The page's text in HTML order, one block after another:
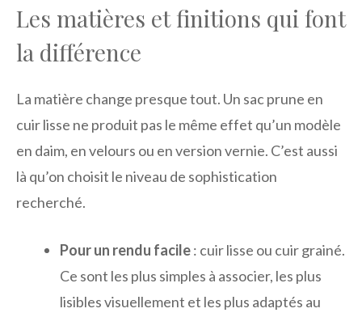
Les matières et finitions qui font
la différence
La matière change presque tout. Un sac prune en
cuir lisse ne produit pas le même effet qu’un modèle
en daim, en velours ou en version vernie. C’est aussi
là qu’on choisit le niveau de sophistication
recherché.
Pour un rendu facile: cuir lisse ou cuir grainé.
Ce sont les plus simples à associer, les plus
lisibles visuellement et les plus adaptés au